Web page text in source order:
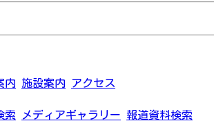
内 施設案内 アクセス
索 メディアギャラリー 報道資料検索